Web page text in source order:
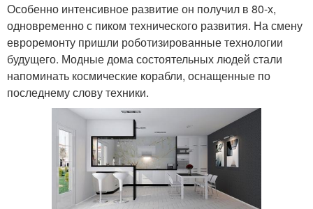
Особенно интенсивное развитие он получил в 80-х,
одновременно с пиком технического развития. На смену
евроремонту пришли роботизированные технологии
будущего. Модные дома состоятельных людей стали
напоминать космические корабли, оснащенные по
последнему слову техники.